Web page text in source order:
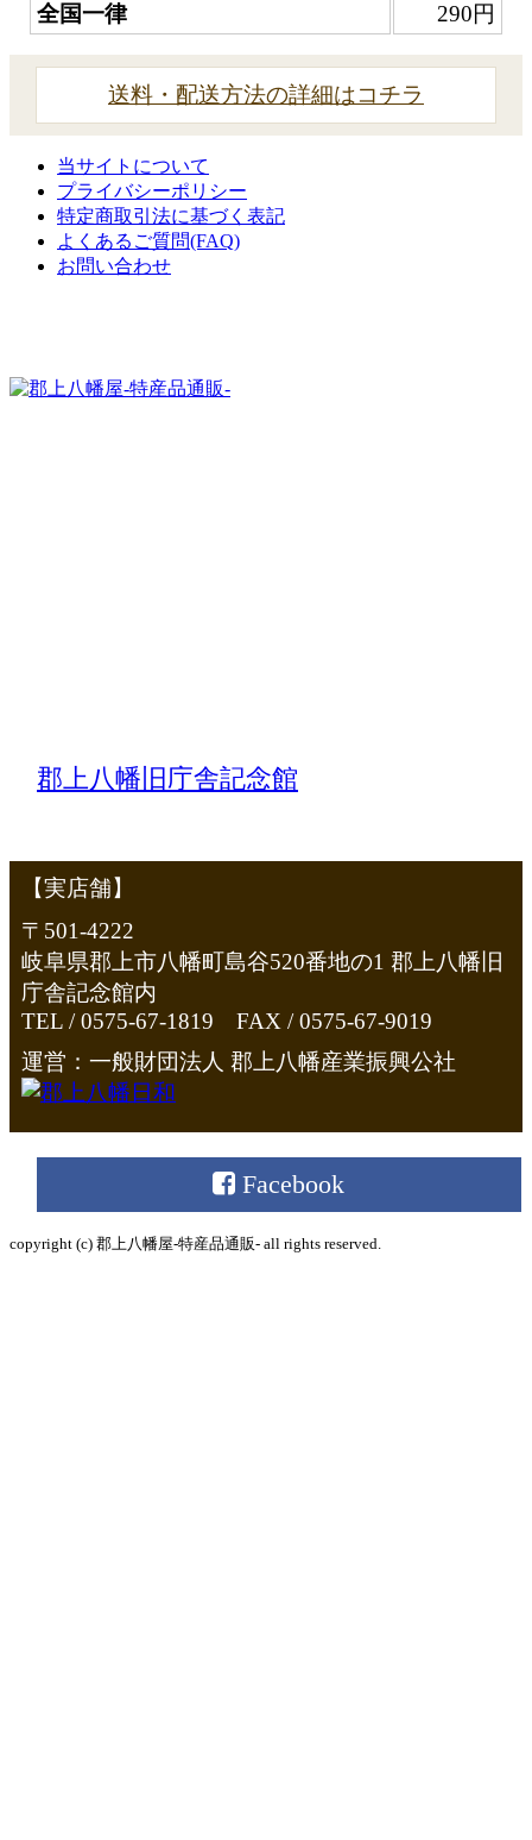
全国一律 290円
送料・配送方法の詳細はコチラ
当サイトについて
プライバシーポリシー
特定商取引法に基づく表記
よくあるご質問(FAQ)
お問い合わせ
郡上八幡旧庁舎記念館
【実店舗】
〒501-4222
岐阜県郡上市八幡町島谷520番地の1 郡上八幡旧
庁舎記念館内
TEL / 0575-67-1819 FAX / 0575-67-9019
運営：一般財団法人 郡上八幡産業振興公社
Facebook
copyright (c) 郡上八幡屋-特産品通販- all rights reserved.